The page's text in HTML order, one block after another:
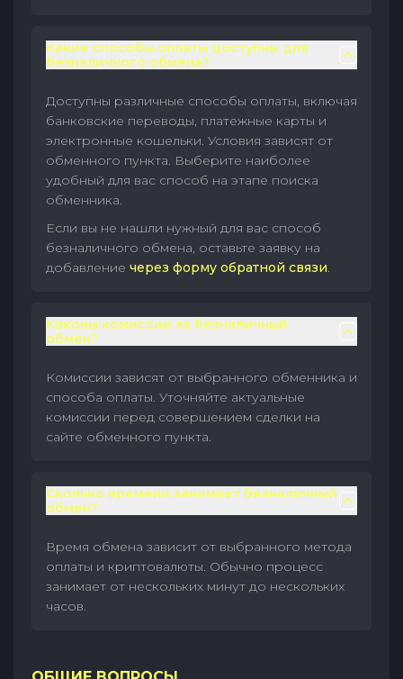
Какие способы оплаты доступны для
безналичного обмена?
Доступны различные способы оплаты, включая
банковские переводы, платежные карты и
электронные кошельки. Условия зависят от
обменного пункта. Выберите наиболее
удобный для вас способ на этапе поиска
обменника.
Если вы не нашли нужный для вас способ
безналичного обмена, оставьте заявку на
добавление через форму обратной связи.
Каковы комиссии за безналичный
обмен?
Комиссии зависят от выбранного обменника и
способа оплаты. Уточняйте актуальные
комиссии перед совершением сделки на
сайте обменного пункта.
Сколько времени занимает безналичный
обмен?
Время обмена зависит от выбранного метода
оплаты и криптовалюты. Обычно процесс
занимает от нескольких минут до нескольких
часов.